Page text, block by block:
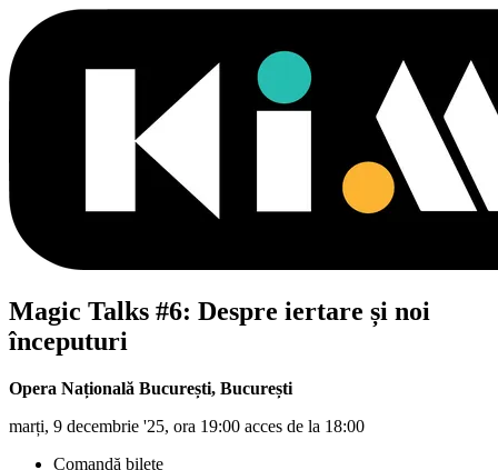
Magic Talks #6: Despre iertare și noi
începuturi
Opera Națională București, București
marți, 9 decembrie '25, ora 19:00 acces de la 18:00
Comandă bilete